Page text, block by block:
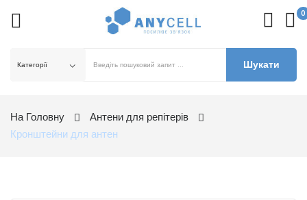
0
Шукати
На Головну
Антени для репітерів
Кронштейни для антен